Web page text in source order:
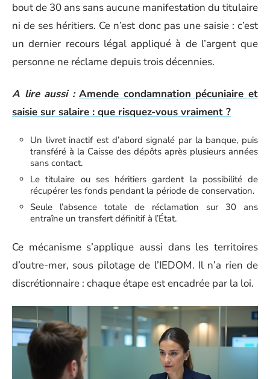
bout de 30 ans sans aucune manifestation du titulaire
ni de ses héritiers. Ce n’est donc pas une saisie : c’est
un dernier recours légal appliqué à de l’argent que
personne ne réclame depuis trois décennies.
A lire aussi : Amende condamnation pécuniaire et
saisie sur salaire : que risquez-vous vraiment ?
Un livret inactif est d’abord signalé par la banque, puis
transféré à la Caisse des dépôts après plusieurs années
sans contact.
Le titulaire ou ses héritiers gardent la possibilité de
récupérer les fonds pendant la période de conservation.
Seule l’absence totale de réclamation sur 30 ans
entraîne un transfert définitif à l’État.
Ce mécanisme s’applique aussi dans les territoires
d’outre-mer, sous pilotage de l’IEDOM. Il n’a rien de
discrétionnaire : chaque étape est encadrée par la loi.